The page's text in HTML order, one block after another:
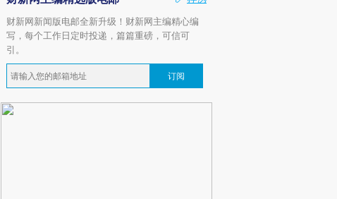
财新网新闻版电邮全新升级！财新网主编精心编
写，每个工作日定时投递，篇篇重磅，可信可
引。
订阅